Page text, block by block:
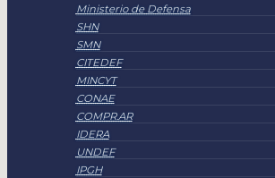
Ministerio de Defensa
SHN
SMN
CITEDEF
MINCYT
CONAE
COMPR.AR
IDERA
UNDEF
IPGH